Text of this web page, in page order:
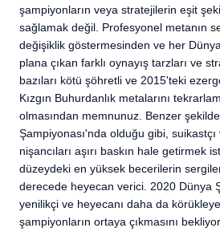
şampiyonların veya stratejilerin eşit
sağlamak değil. Profesyonel metanın
değişiklik göstermesinden ve her
plana çıkan farklı oynayış tarzları ve
bazıları kötü şöhretli ve 2015'teki
Kızgın Buhurdanlık metalarını
olmasından memnunuz. Benzer
Şampiyonası'nda olduğu gibi,
nişancıları aşırı baskın hale getirmek
düzeydeki en yüksek becerilerin
derecede heyecan verici. 2020 Dünya
yenilikçi ve heyecanı daha da
şampiyonların ortaya çıkmasını